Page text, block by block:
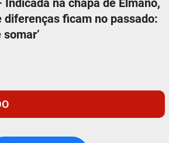
Indicada na chapa de Elmano,
diferenças ficam no passado:
somar’